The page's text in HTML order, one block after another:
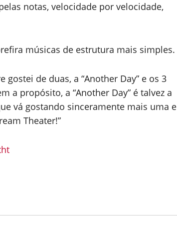
notas, velocidade por velocidade,
músicas de estrutura mais simples.
de duas, a “Another Day” e os 3
a propósito, a “Another Day” é talvez a
vá gostando sinceramente mais uma e
Theater!”